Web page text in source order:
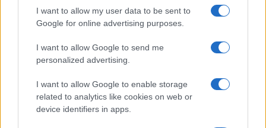
I want to allow my user data to be sent to
Google for online advertising purposes.
I want to allow Google to send me
personalized advertising.
I want to allow Google to enable storage
related to analytics like cookies on web or
device identifiers in apps.
Continua a leggere